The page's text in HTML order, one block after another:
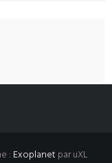
: Exoplanet par uXL